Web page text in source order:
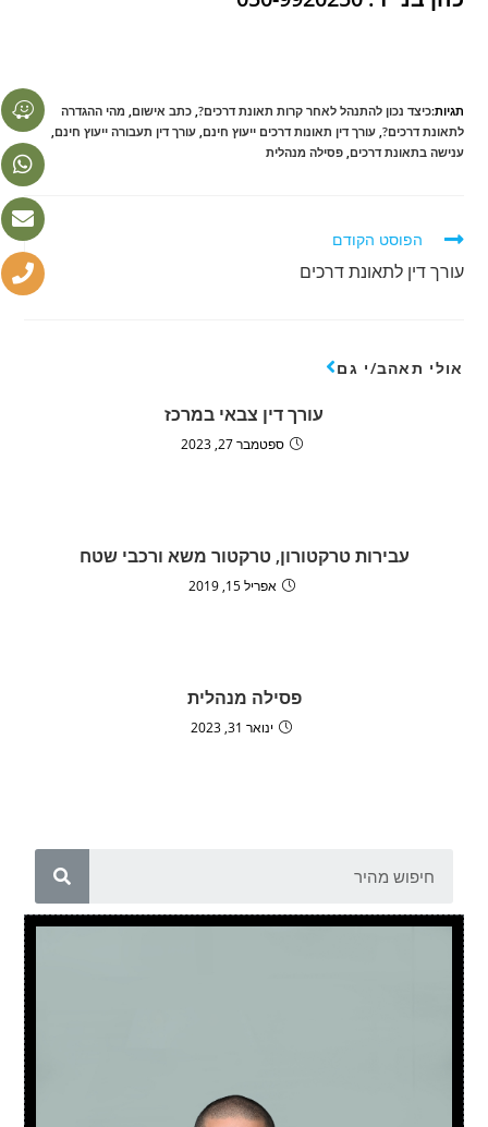
תגיות:כיצד נכון להתנהל לאחר קרות תאונת דרכים? כתב אישום מהי ההגדרה
לתאונת דרכים? עורך דין תאונות דרכים ייעוץ חינם עורך דין תעבורה ייעוץ חינם
ענישה בתאונת דרכים פסילה מנהלית
הפוסט הקודם
עורך דין לתאונת דרכים
אולי תאהב/י גם
עורך דין צבאי במרכז
ספטמבר 27, 2023
עבירות טרקטורון, טרקטור משא ורכבי שטח
אפריל 15, 2019
פסילה מנהלית
ינואר 31, 2023